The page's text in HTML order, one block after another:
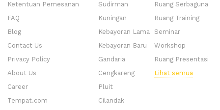
Ketentuan Pemesanan
FAQ
Blog
Contact Us
Privacy Policy
About Us
Career
Tempat.com
Sudirman
Kuningan
Kebayoran Lama
Kebayoran Baru
Gandaria
Cengkareng
Pluit
Cilandak
Ruang Serbaguna
Ruang Training
Seminar
Workshop
Ruang Presentasi
Lihat semua